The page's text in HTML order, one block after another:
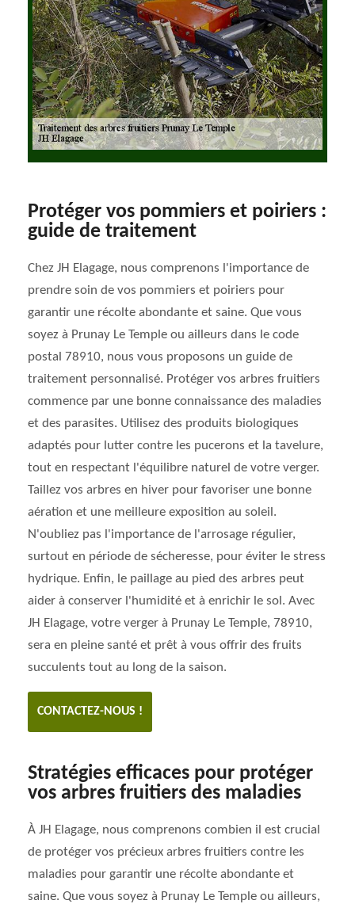
Protéger vos pommiers et poiriers :
guide de traitement
Chez JH Elagage, nous comprenons l'importance de
prendre soin de vos pommiers et poiriers pour
garantir une récolte abondante et saine. Que vous
soyez à Prunay Le Temple ou ailleurs dans le code
postal 78910, nous vous proposons un guide de
traitement personnalisé. Protéger vos arbres fruitiers
commence par une bonne connaissance des maladies
et des parasites. Utilisez des produits biologiques
adaptés pour lutter contre les pucerons et la tavelure,
tout en respectant l'équilibre naturel de votre verger.
Taillez vos arbres en hiver pour favoriser une bonne
aération et une meilleure exposition au soleil.
N'oubliez pas l'importance de l'arrosage régulier,
surtout en période de sécheresse, pour éviter le stress
hydrique. Enfin, le paillage au pied des arbres peut
aider à conserver l'humidité et à enrichir le sol. Avec
JH Elagage, votre verger à Prunay Le Temple, 78910,
sera en pleine santé et prêt à vous offrir des fruits
succulents tout au long de la saison.
CONTACTEZ-NOUS !
Stratégies efficaces pour protéger
vos arbres fruitiers des maladies
À JH Elagage, nous comprenons combien il est crucial
de protéger vos précieux arbres fruitiers contre les
maladies pour garantir une récolte abondante et
saine. Que vous soyez à Prunay Le Temple ou ailleurs,